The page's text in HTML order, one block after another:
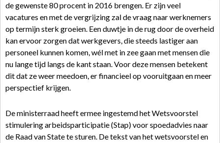
de gewenste 80 procent in 2016 brengen. Er zijn veel
vacatures en met de vergrijzing zal de vraag naar werknemers
op termijn sterk groeien. Een duwtje in de rug door de overheid
kan ervoor zorgen dat werkgevers, die steeds lastiger aan
personeel kunnen komen, wél met in zee gaan met mensen die
nu lange tijd langs de kant staan. Voor deze mensen betekent
dit dat ze weer meedoen, er financieel op vooruitgaan en meer
perspectief krijgen.
De ministerraad heeft ermee ingestemd het Wetsvoorstel
stimulering arbeidsparticipatie (Stap) voor spoedadvies naar
de Raad van State te sturen. De tekst van het wetsvoorstel en